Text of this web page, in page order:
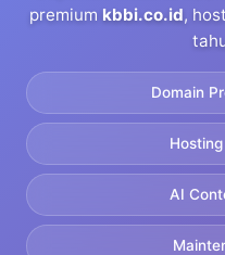
premium kbbi.co.id,
Domain
AI